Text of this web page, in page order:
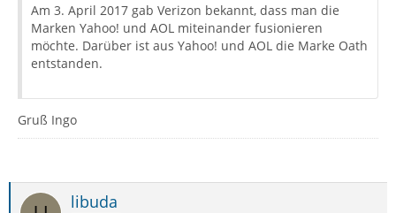
Am 3. April 2017 gab Verizon bekannt, dass man die
Marken Yahoo! und AOL miteinander fusionieren
möchte. Darüber ist aus Yahoo! und AOL die Marke Oath
entstanden.
Gruß Ingo
libuda